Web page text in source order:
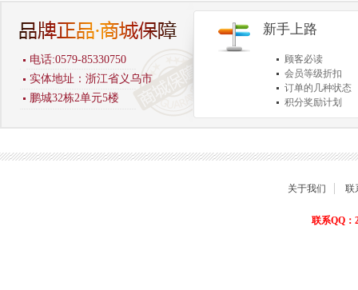
电话:0579-85330750
实体地址：浙江省义乌市
鹏城32栋2单元5楼
新手上路
顾客必读
会员等级折扣
订单的几种状态
积分奖励计划
商品退货保障
关于我们 联
联系QQ：